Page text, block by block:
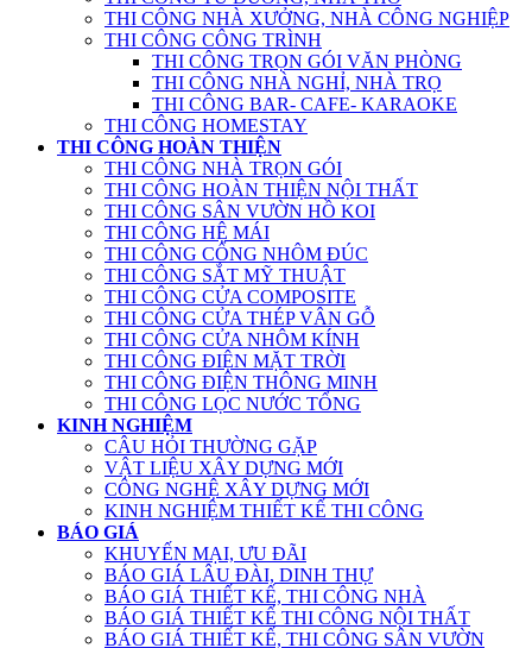
THI CÔNG NHÀ XƯỞNG, NHÀ CÔNG NGHIỆP
THI CÔNG CÔNG TRÌNH
THI CÔNG TRỌN GÓI VĂN PHÒNG
THI CÔNG NHÀ NGHỈ, NHÀ TRỌ
THI CÔNG BAR- CAFE- KARAOKE
THI CÔNG HOMESTAY
THI CÔNG HOÀN THIỆN
THI CÔNG NHÀ TRỌN GÓI
THI CÔNG HOÀN THIỆN NỘI THẤT
THI CÔNG SÂN VƯỜN HỒ KOI
THI CÔNG HỆ MÁI
THI CÔNG CỔNG NHÔM ĐÚC
THI CÔNG SẮT MỸ THUẬT
THI CÔNG CỬA COMPOSITE
THI CÔNG CỬA THÉP VÂN GỖ
THI CÔNG CỬA NHÔM KÍNH
THI CÔNG ĐIỆN MẶT TRỜI
THI CÔNG ĐIỆN THÔNG MINH
THI CÔNG LỌC NƯỚC TỔNG
KINH NGHIỆM
CÂU HỎI THƯỜNG GẶP
VẬT LIỆU XÂY DỰNG MỚI
CÔNG NGHỆ XÂY DỰNG MỚI
KINH NGHIỆM THIẾT KẾ THI CÔNG
BÁO GIÁ
KHUYẾN MẠI, ƯU ĐÃI
BÁO GIÁ LÂU ĐÀI, DINH THỰ
BÁO GIÁ THIẾT KẾ, THI CÔNG NHÀ
BÁO GIÁ THIẾT KẾ THI CÔNG NỘI THẤT
BÁO GIÁ THIẾT KẾ, THI CÔNG SÂN VƯỜN